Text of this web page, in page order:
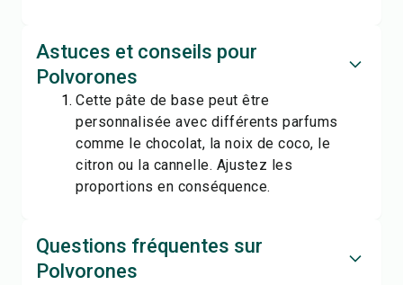
Astuces et conseils pour
Polvorones
Cette pâte de base peut être
personnalisée avec différents parfums
comme le chocolat, la noix de coco, le
citron ou la cannelle. Ajustez les
proportions en conséquence.
Questions fréquentes sur
Polvorones